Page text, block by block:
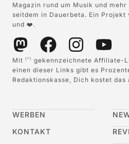
Magazin rund um Musik und mehr
seitdem in Dauerbeta. Ein Projekt
und ❤️.
Mit (*)
gekennzeichnete Affiliate-
einen dieser Links gibt es
Redaktionskasse, Dich kostet das
WERBEN
KONTAKT